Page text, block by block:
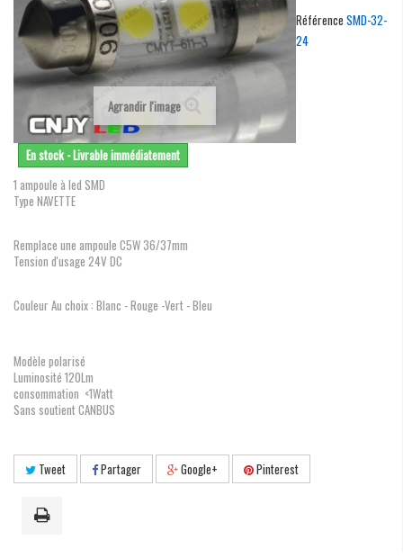
Agrandir l'image
Référence SMD-32-
24
En stock - Livrable immédiatement
1 ampoule à led SMD
Type NAVETTE
Remplace une ampoule C5W 36/37mm
Tension d'usage 24V DC
Couleur Au choix : Blanc - Rouge -Vert - Bleu
Modèle polarisé
Luminosité 120Lm
consommation <1Watt
Sans soutient CANBUS
Tweet Partager Google+ Pinterest